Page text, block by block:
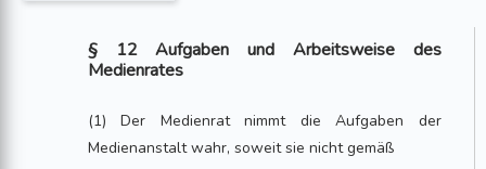
§ 12 Aufgaben und Arbeitsweise des
Medienrates
(1) Der Medienrat nimmt die Aufgaben der
Medienanstalt wahr, soweit sie nicht gemäß